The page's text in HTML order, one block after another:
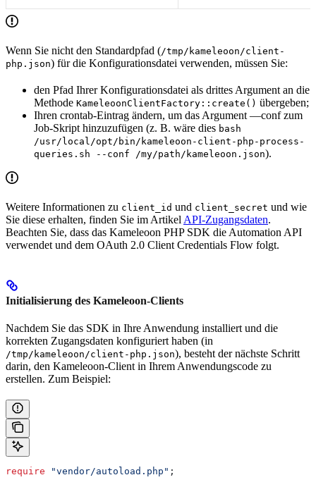
Wenn Sie nicht den Standardpfad (/tmp/kameleoon/client-
php.json) für die Konfigurationsdatei verwenden, müssen Sie:
den Pfad Ihrer Konfigurationsdatei als drittes Argument an die
Methode KameleoonClientFactory::create() übergeben;
Ihren crontab-Eintrag ändern, um das Argument —conf zum
Job-Skript hinzuzufügen (z. B. wäre dies bash
/usr/local/opt/bin/kameleoon-client-php-process-
queries.sh --conf /my/path/kameleoon.json).
Weitere Informationen zu client_id und client_secret und wie
Sie diese erhalten, finden Sie im Artikel API-Zugangsdaten.
Beachten Sie, dass das Kameleoon PHP SDK die Automation API
verwendet und dem OAuth 2.0 Client Credentials Flow folgt.
Initialisierung des Kameleoon-Clients
Nachdem Sie das SDK in Ihre Anwendung installiert und die
korrekten Zugangsdaten konfiguriert haben (in
/tmp/kameleoon/client-php.json), besteht der nächste Schritt
darin, den Kameleoon-Client in Ihrem Anwendungscode zu
erstellen. Zum Beispiel:
require "vendor/autoload.php" ;